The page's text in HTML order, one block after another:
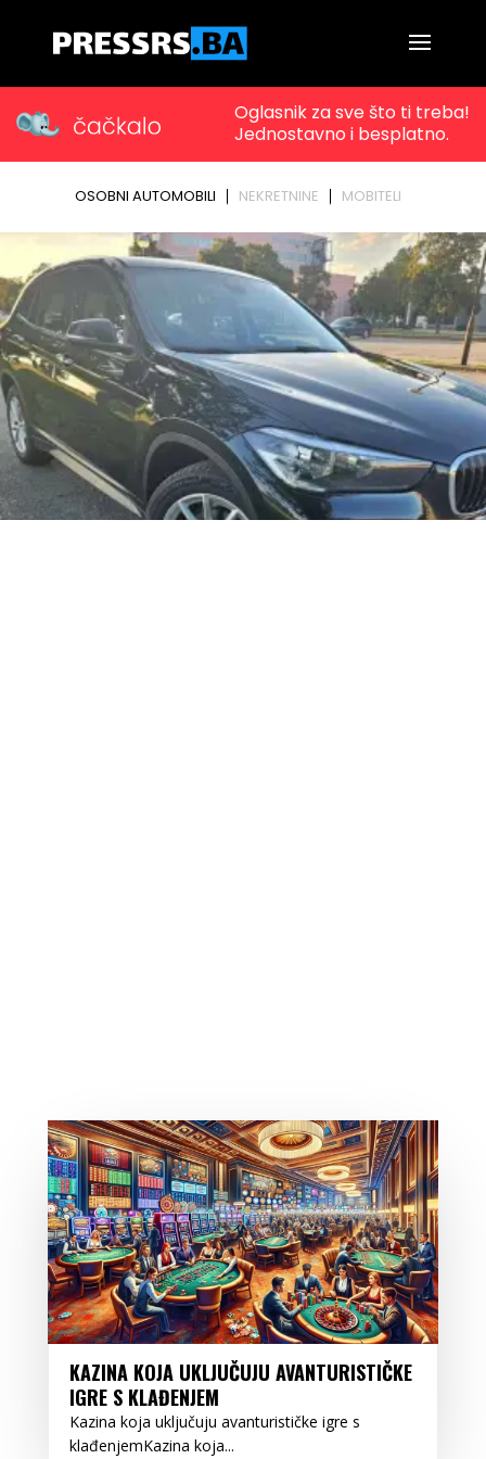
KAZINA KOJA UKLJUČUJU AVANTURISTIČKE
IGRE S KLAĐENJEM
Kazina koja uključuju avanturističke igre s
klađenjemKazina koja...